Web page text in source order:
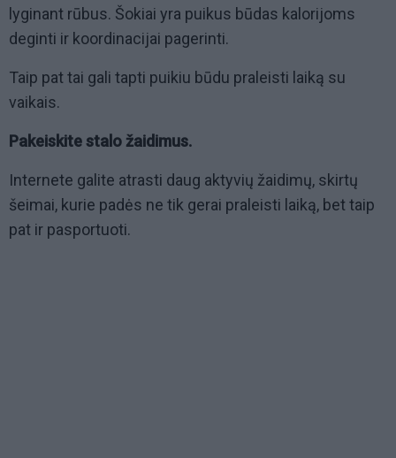
lyginant rūbus. Šokiai yra puikus būdas kalorijoms
deginti ir koordinacijai pagerinti.
Taip pat tai gali tapti puikiu būdu praleisti laiką su
vaikais.
Pakeiskite stalo žaidimus.
Internete galite atrasti daug aktyvių žaidimų, skirtų
šeimai, kurie padės ne tik gerai praleisti laiką, bet taip
pat ir pasportuoti.